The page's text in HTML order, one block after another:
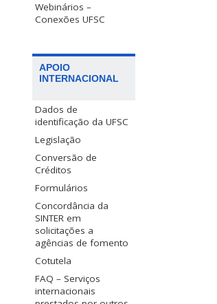
Webinários –
Conexões UFSC
APOIO
INTERNACIONAL
Dados de
identificação da UFSC
Legislação
Conversão de
Créditos
Formulários
Concordância da
SINTER em
solicitações a
agências de fomento
Cotutela
FAQ – Serviços
internacionais